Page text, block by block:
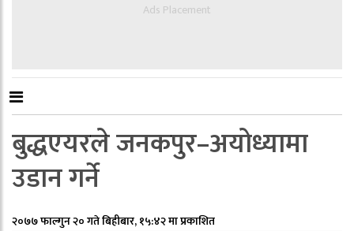
Ads Placement
बुद्धएयरले जनकपुर–अयोध्यामा
उडान गर्ने
२०७७ फाल्गुन २० गते बिहीबार, १५:४२ मा प्रकाशित